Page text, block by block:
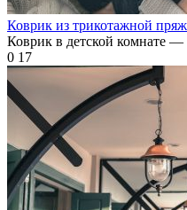
Коврик из трикотажной
Коврик в детской комнате
0 17